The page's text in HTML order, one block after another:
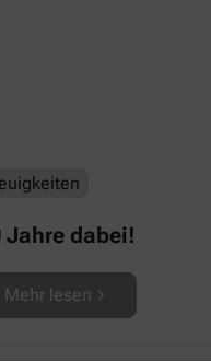
Jahre dabei!
Mehr lesen